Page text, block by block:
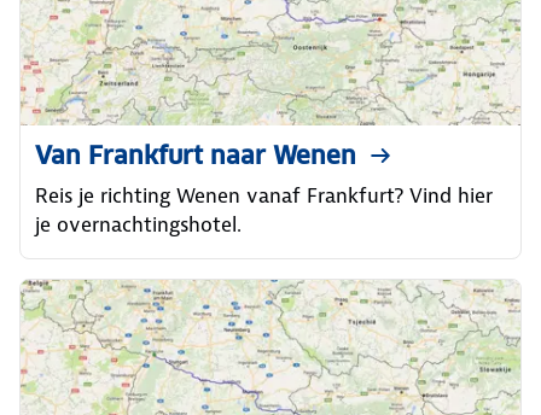
Van Frankfurt naar Wenen
Reis je richting Wenen vanaf Frankfurt? Vind hier
je overnachtingshotel.